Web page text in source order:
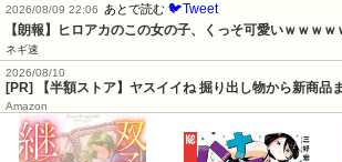
2026/08/09 22:06
あとで読む 🐦Tweet
【朗報】ヒロアカのこの女の子、くっそ可愛いｗｗｗ
ネギ速
2026/08/10
[PR] 【半額ストア】ヤスイイね 掘り出し物から新商品
Amazon